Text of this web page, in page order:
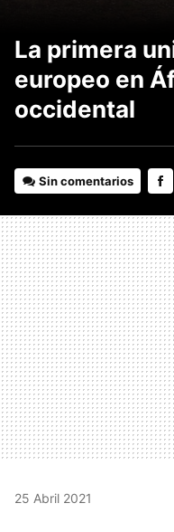
La primera
europeo en
occidental
Sin comentarios
25 Abril 2021